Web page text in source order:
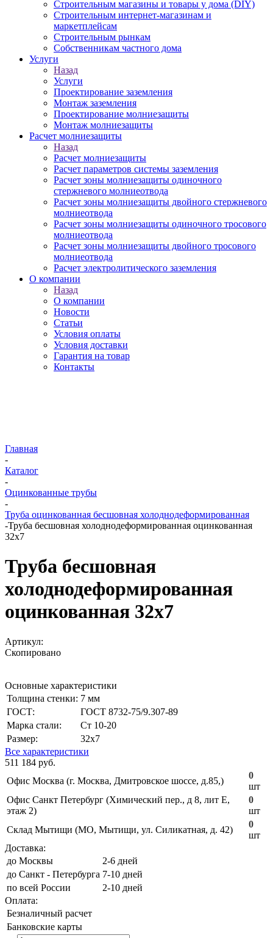
Строительным магазины и товары у дома (DIY)
Строительным интернет-магазинам и
маркетплейсам
Строительным рынкам
Собственникам частного дома
Услуги
Назад
Услуги
Проектирование заземления
Монтаж заземления
Проектирование молниезащиты
Монтаж молниезащиты
Расчет молниезащиты
Назад
Расчет молниезащиты
Расчет параметров системы заземления
Расчет зоны молниезащиты одиночного
стержневого молниеотвода
Расчет зоны молниезащиты двойного стержневого
молниеотвода
Расчет зоны молниезащиты одиночного тросового
молниеотвода
Расчет зоны молниезащиты двойного тросового
молниеотвода
Расчет электролитического заземления
О компании
Назад
О компании
Новости
Статьи
Условия оплаты
Условия доставки
Гарантия на товар
Контакты
Главная
-
Каталог
-
Оцинкованные трубы
-
Труба оцинкованная бесшовная холоднодеформированная
-Труба бесшовная холоднодеформированная оцинкованная
32х7
Труба бесшовная
холоднодеформированная
оцинкованная 32х7
Артикул:
Скопировано
Основные характеристики
Толщина стенки: 7 мм
ГОСТ:
ГОСТ 8732-75/9.307-89
Марка стали:
Ст 10-20
Размер:
32х7
Все характеристики
511 184 руб.
Офис Москва (г. Москва, Дмитровское шоссе, д.85,)
0
шт
Офис Санкт Петербург (Химический пер., д 8, лит Е,
этаж 2)
0
шт
Склад Мытищи (МО, Мытищи, ул. Силикатная, д. 42)
0
шт
Доставка:
до Москвы
2-6 дней
до Санкт - Петербурга 7-10 дней
по всей России
2-10 дней
Оплата:
Безналичный расчет
Банковские карты